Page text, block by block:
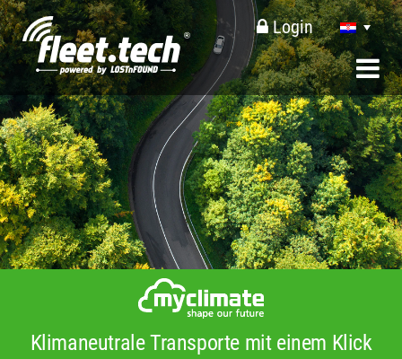
Login
Klimaneutrale Transporte mit einem Klick